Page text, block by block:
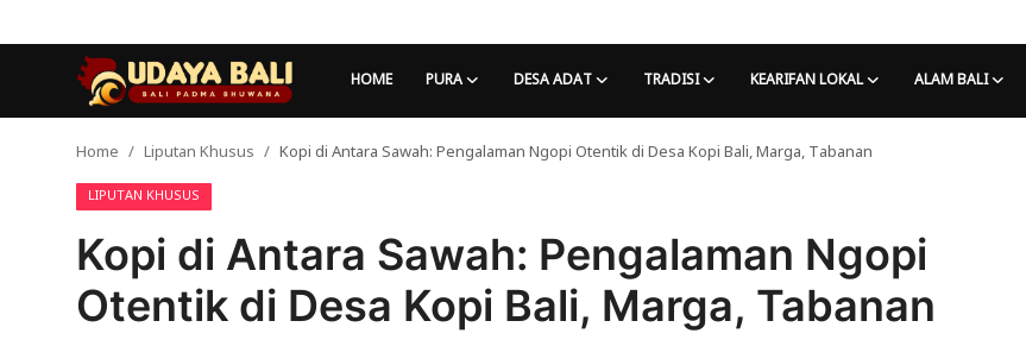
HOME PURA DESA ADAT TRADISI KEARIFAN LOKAL ALAM BALI
Desa Adat
Home Liputan Khusus Kopi di Antara Sawah: Pengalaman Ngopi Otentik di Desa Kopi Bali, Marga, Tabanan
LIPUTAN KHUSUS
Kopi di Antara Sawah: Pengalaman Ngopi
Otentik di Desa Kopi Bali, Marga, Tabanan